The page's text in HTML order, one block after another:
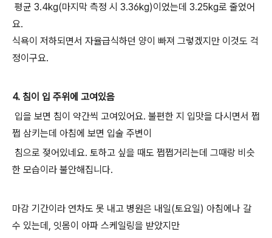
평균 3.4kg(마지막 측정 시 3.36kg)이었는데 3.25kg로 줄었어
요.
식욕이 저하되면서 자율급식하던 양이 빠져 그렇겠지만 이것도 걱
정이구요.
4. 침이 입 주위에 고여있음
입을 보면 침이 약간씩 고여있어요. 불편한 지 입맛을 다시면서 쩝
쩝 삼키는데 아침에 보면 입술 주변이
침으로 젖어있네요. 토하고 싶을 때도 쩝쩝거리는데 그때랑 비슷
한 모습이라 불안해집니다.
마감 기간이라 연차도 못 내고 병원은 내일(토요일) 아침에나 갈
수 있는데, 잇몸이 아파 스케일링을 받았지만